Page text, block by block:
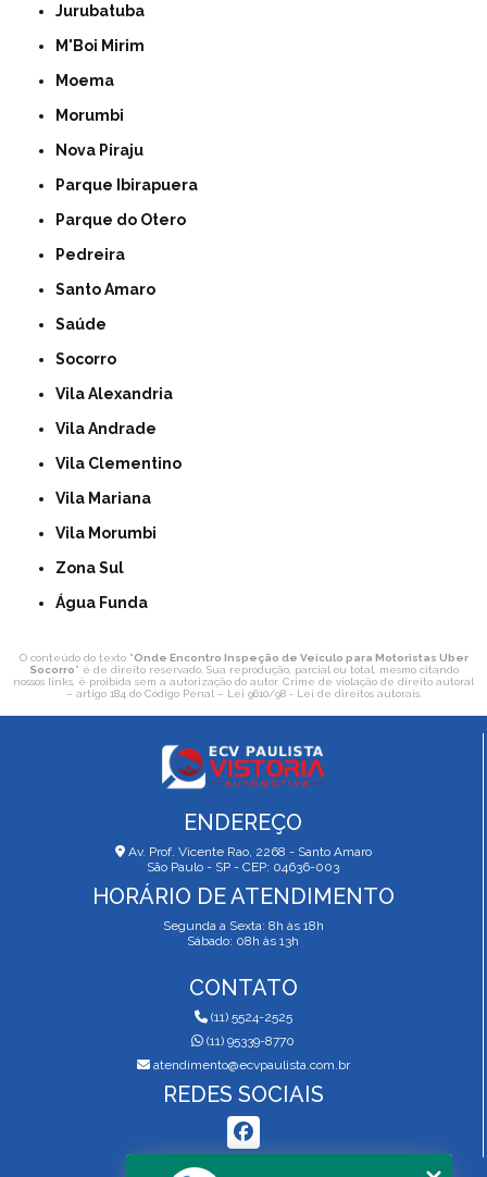
Jurubatuba
M'Boi Mirim
Moema
Morumbi
Nova Piraju
Parque Ibirapuera
Parque do Otero
Pedreira
Santo Amaro
Saúde
Socorro
Vila Alexandria
Vila Andrade
Vila Clementino
Vila Mariana
Vila Morumbi
Zona Sul
Água Funda
O conteúdo do texto "Onde Encontro Inspeção de Veículo para Motoristas Uber
Socorro" é de direito reservado. Sua reprodução, parcial ou total, mesmo citando
nossos links, é proibida sem a autorização do autor. Crime de violação de direito autoral
– artigo 184 do Código Penal – Lei 9610/98 - Lei de direitos autorais.
ENDEREÇO
Av. Prof. Vicente Rao, 2268 - Santo Amaro
São Paulo - SP - CEP: 04636-003
HORÁRIO DE ATENDIMENTO
Segunda a Sexta: 8h às 18h
Sábado: 08h às 13h
CONTATO
(11) 5524-2525
(11) 95339-8770
atendimento@ecvpaulista.com.br
REDES SOCIAIS